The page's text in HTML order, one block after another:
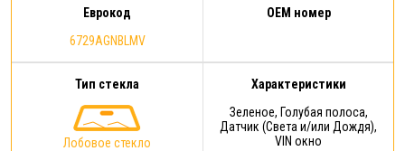
Еврокод
6729AGNBLMV
OEM номер
Тип стекла
Лобовое стекло
Характеристики
Зеленое, Голубая полоса,
Датчик (Света и/или Дождя),
VIN окно